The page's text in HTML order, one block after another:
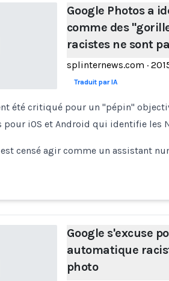
Google Photos a
comme des
racistes ne sont
splinternews.com ·
Traduit par IA
été critiqué pour un "pépin"
pour iOS et Android qui identifie les
censé agir comme un assistant
Google s'excuse
automatique
photo